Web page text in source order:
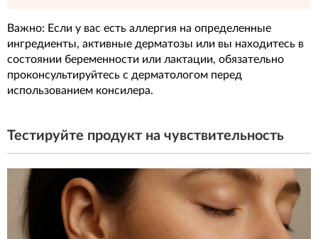
Важно: Если у вас есть аллергия на определенные
ингредиенты, активные дерматозы или вы находитесь в
состоянии беременности или лактации, обязательно
проконсультируйтесь с дерматологом перед
использованием консилера.
Тестируйте продукт на чувствительность